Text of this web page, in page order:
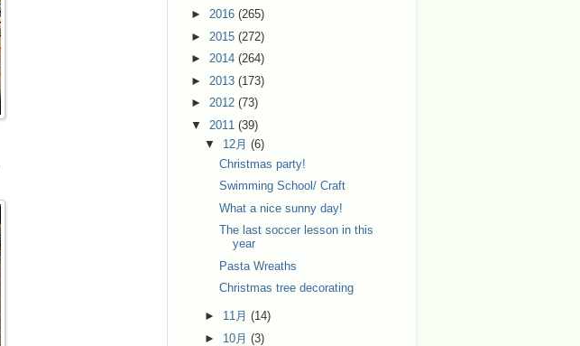
► 2016 (265)
► 2015 (272)
► 2014 (264)
► 2013 (173)
► 2012 (73)
▼ 2011 (39)
▼ 12月(6)
Christmas party!
Swimming School/ Craft
What a nice sunny day!
The last soccer lesson in this
year
Pasta Wreaths
Christmas tree decorating
► 11月(14)
► 10月(3)